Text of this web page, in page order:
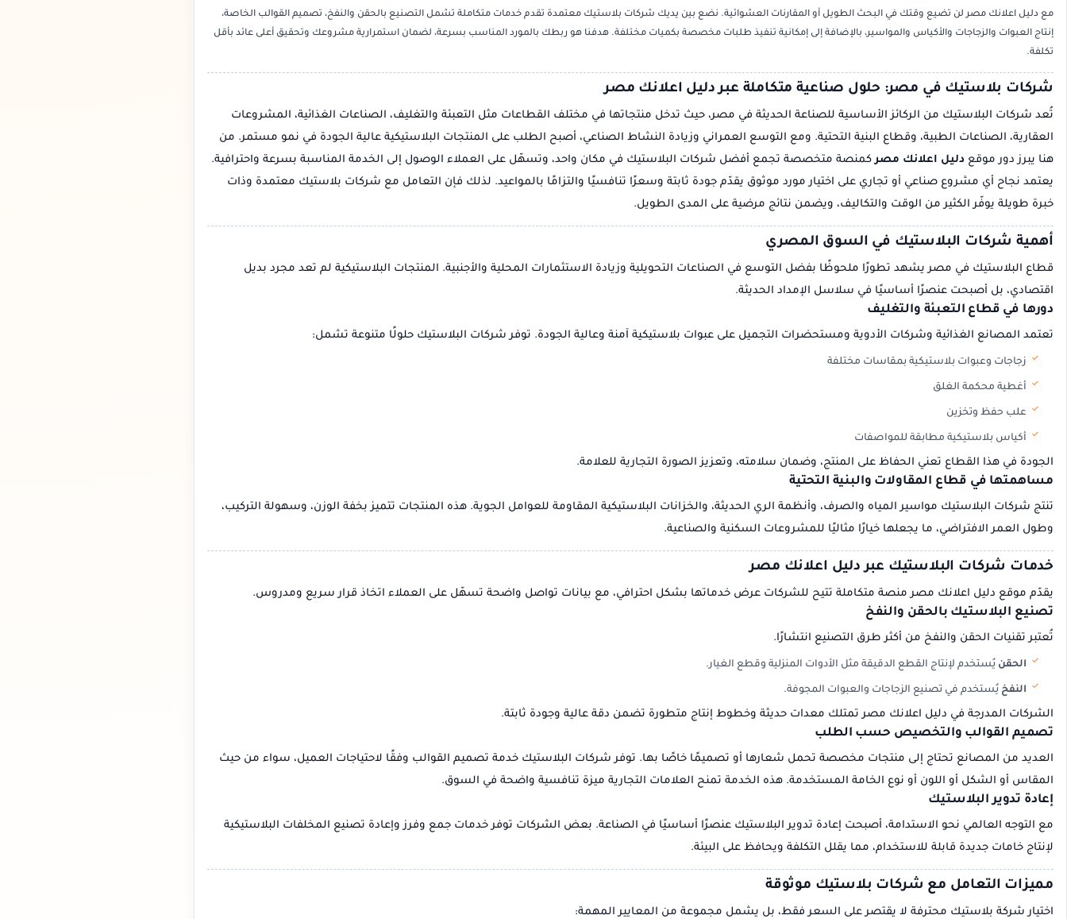
مع دليل اعلانك مصر لن تضيع وقتك في البحث الطويل أو المقارنات العشوائية. نضع بين يديك شركات بلاستيك معتمدة تقدم خدمات متكاملة تشمل التصنيع بالحقن والنفخ، تصميم القوالب الخاصة،
إنتاج العبوات والزجاجات والأكياس والمواسير، بالإضافة إلى إمكانية تنفيذ طلبات مخصصة بكميات مختلفة. هدفنا هو ربطك بالمورد المناسب بسرعة، لضمان استمرارية مشروعك وتحقيق أعلى عائد بأقل
تكلفة.
شركات بلاستيك في مصر: حلول صناعية متكاملة عبر دليل اعلانك مصر
تُعد شركات البلاستيك من الركائز الأساسية للصناعة الحديثة في مصر، حيث تدخل منتجاتها في مختلف القطاعات مثل التعبئة والتغليف، الصناعات الغذائية، المشروعات
العقارية، الصناعات الطبية، وقطاع البنية التحتية. ومع التوسع العمراني وزيادة النشاط الصناعي، أصبح الطلب على المنتجات البلاستيكية عالية الجودة في نمو مستمر. من
هنا يبرز دور موقع دليل اعلانك مصركمنصة متخصصة تجمع أفضل شركات البلاستيك في مكان واحد، وتسهّل على العملاء الوصول إلى الخدمة المناسبة بسرعة واحترافية.
يعتمد نجاح أي مشروع صناعي أو تجاري على اختيار مورد موثوق يقدّم جودة ثابتة وسعرًا تنافسيًا والتزامًا بالمواعيد. لذلك فإن التعامل مع شركات بلاستيك معتمدة وذات
خبرة طويلة يوفّر الكثير من الوقت والتكاليف، ويضمن نتائج مرضية على المدى الطويل.
أهمية شركات البلاستيك في السوق المصري
قطاع البلاستيك في مصر يشهد تطورًا ملحوظًا بفضل التوسع في الصناعات التحويلية وزيادة الاستثمارات المحلية والأجنبية. المنتجات البلاستيكية لم تعد مجرد بديل
اقتصادي، بل أصبحت عنصرًا أساسيًا في سلاسل الإمداد الحديثة.
دورها في قطاع التعبئة والتغليف
تعتمد المصانع الغذائية وشركات الأدوية ومستحضرات التجميل على عبوات بلاستيكية آمنة وعالية الجودة. توفر شركات البلاستيك حلولًا متنوعة تشمل:
زجاجات وعبوات بلاستيكية بمقاسات مختلفة
أغطية محكمة الغلق
علب حفظ وتخزين
أكياس بلاستيكية مطابقة للمواصفات
الجودة في هذا القطاع تعني الحفاظ على المنتج، وضمان سلامته، وتعزيز الصورة التجارية للعلامة.
مساهمتها في قطاع المقاولات والبنية التحتية
تنتج شركات البلاستيك مواسير المياه والصرف، وأنظمة الري الحديثة، والخزانات البلاستيكية المقاومة للعوامل الجوية. هذه المنتجات تتميز بخفة الوزن، وسهولة التركيب،
وطول العمر الافتراضي، ما يجعلها خيارًا مثاليًا للمشروعات السكنية والصناعية.
خدمات شركات البلاستيك عبر دليل اعلانك مصر
يقدّم موقع دليل اعلانك مصر منصة متكاملة تتيح للشركات عرض خدماتها بشكل احترافي، مع بيانات تواصل واضحة تسهّل على العملاء اتخاذ قرار سريع ومدروس.
تصنيع البلاستيك بالحقن والنفخ
تُعتبر تقنيات الحقن والنفخ من أكثر طرق التصنيع انتشارًا.
الحقن يُستخدم لإنتاج القطع الدقيقة مثل الأدوات المنزلية وقطع الغيار.
النفخ يُستخدم في تصنيع الزجاجات والعبوات المجوفة.
الشركات المدرجة في دليل اعلانك مصر تمتلك معدات حديثة وخطوط إنتاج متطورة تضمن دقة عالية وجودة ثابتة.
تصميم القوالب والتخصيص حسب الطلب
العديد من المصانع تحتاج إلى منتجات مخصصة تحمل شعارها أو تصميمًا خاصًا بها. توفر شركات البلاستيك خدمة تصميم القوالب وفقًا لاحتياجات العميل، سواء من حيث
المقاس أو الشكل أو اللون أو نوع الخامة المستخدمة. هذه الخدمة تمنح العلامات التجارية ميزة تنافسية واضحة في السوق.
إعادة تدوير البلاستيك
مع التوجه العالمي نحو الاستدامة، أصبحت إعادة تدوير البلاستيك عنصرًا أساسيًا في الصناعة. بعض الشركات توفر خدمات جمع وفرز وإعادة تصنيع المخلفات البلاستيكية
لإنتاج خامات جديدة قابلة للاستخدام، مما يقلل التكلفة ويحافظ على البيئة.
مميزات التعامل مع شركات بلاستيك موثوقة
اختيار شركة بلاستيك محترفة لا يقتصر على السعر فقط، بل يشمل مجموعة من المعايير المهمة: